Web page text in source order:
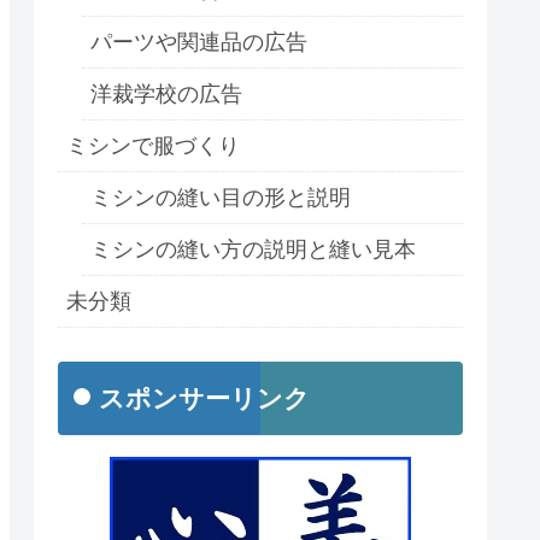
パーツや関連品の広告
洋裁学校の広告
ミシンで服づくり
ミシンの縫い目の形と説明
ミシンの縫い方の説明と縫い見本
未分類
スポンサーリンク